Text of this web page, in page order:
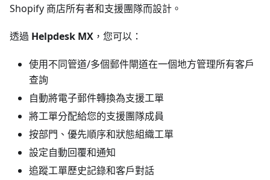
Shopify 商店所有者和支援團隊而設計。
透過 Helpdesk MX ，您可以：
使用不同管道/多個郵件閘道在一個地方管理所有客戶
查詢
自動將電子郵件轉換為支援工單
將工單分配給您的支援團隊成員
按部門、優先順序和狀態組織工單
設定自動回覆和通知
追蹤工單歷史記錄和客戶對話